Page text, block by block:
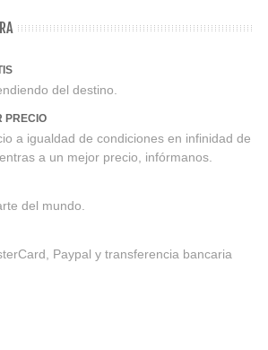
del destino.
PRECIO
a igualdad de condiciones en infinidad de
a un mejor precio, infórmanos.
del mundo.
Paypal y transferencia bancaria